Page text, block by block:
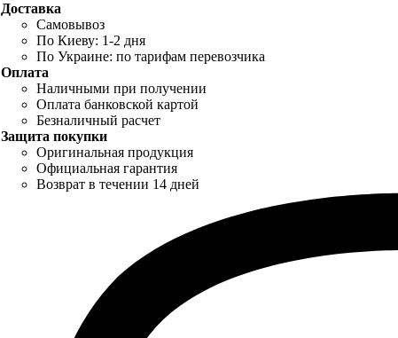
Доставка
Самовывоз
По Киеву: 1-2 дня
По Украине: по тарифам перевозчика
Оплата
Наличными при получении
Оплата банковской картой
Безналичный расчет
Защита покупки
Оригинальная продукция
Официальная гарантия
Возврат в течении 14 дней